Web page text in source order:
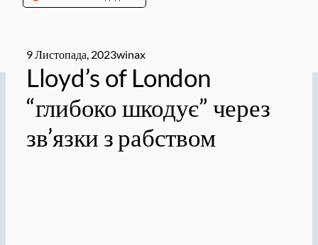
9 Листопада, 2023winax
Lloyd’s of London
“глибоко шкодує” через
зв’язки з рабством